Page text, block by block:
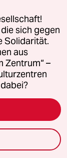
betreibt,
vorbei ist,
bei sozialen
Denn
Das will
die
CSU.
sich gegen
Solidarität.
aus
Zentrum“ –